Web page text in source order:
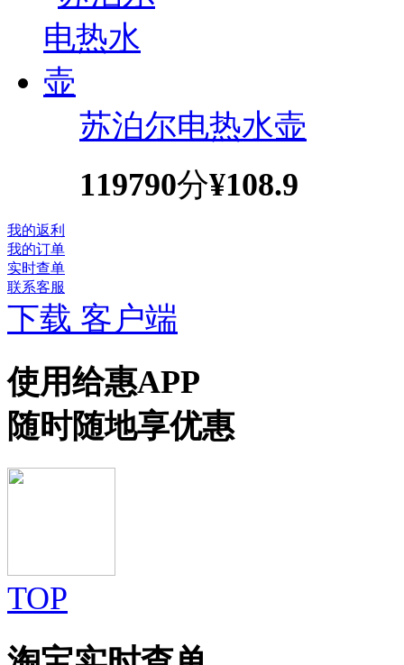
苏泊尔电热水壶
119790分¥108.9
我的返利
我的订单
实时查单
联系客服
下载 客户端
使用给惠APP
随时随地享优惠
TOP